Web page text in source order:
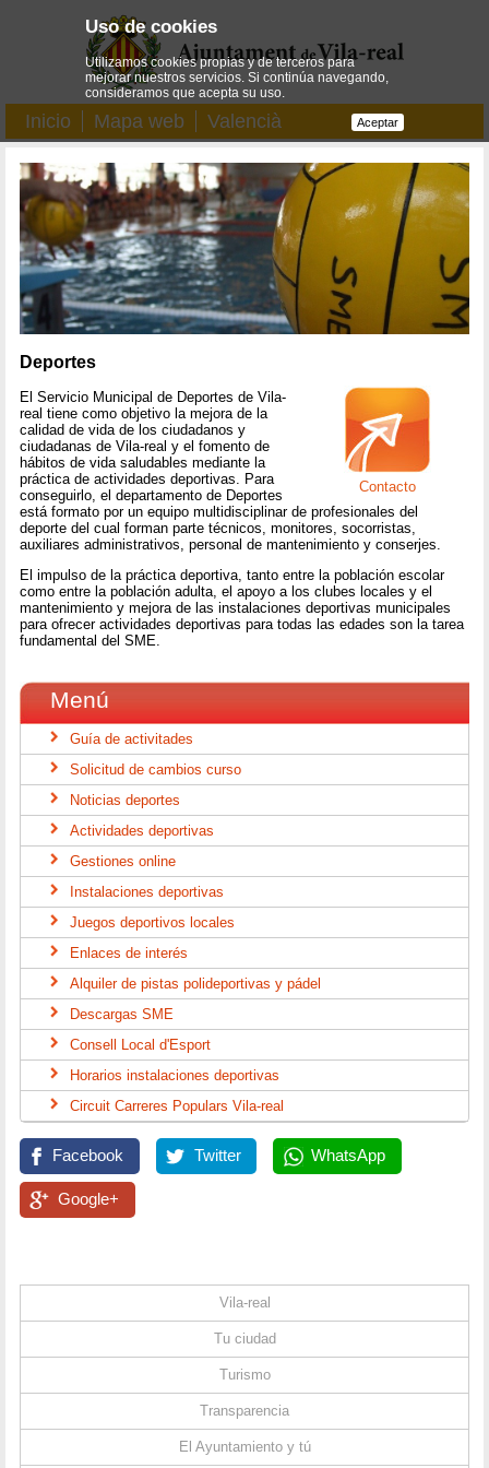
Inicio Mapa web Valencià
Contacto
Deportes
El Servicio Municipal de Deportes de Vila-
real tiene como objetivo la mejora de la
calidad de vida de los ciudadanos y
ciudadanas de Vila-real y el fomento de
hábitos de vida saludables mediante la
práctica de actividades deportivas. Para
conseguirlo, el departamento de Deportes
está formato por un equipo multidisciplinar de profesionales del
deporte del cual forman parte técnicos, monitores, socorristas,
auxiliares administrativos, personal de mantenimiento y conserjes.
El impulso de la práctica deportiva, tanto entre la población escolar
como entre la población adulta, el apoyo a los clubes locales y el
mantenimiento y mejora de las instalaciones deportivas municipales
para ofrecer actividades deportivas para todas las edades son la tarea
fundamental del SME.
Menú
Guía de activitades
Solicitud de cambios curso
Noticias deportes
Actividades deportivas
Gestiones online
Instalaciones deportivas
Juegos deportivos locales
Enlaces de interés
Alquiler de pistas polideportivas y pádel
Descargas SME
Consell Local d'Esport
Horarios instalaciones deportivas
Circuit Carreres Populars Vila-real
Facebook Twitter WhatsApp
Google+
Vila-real
Tu ciudad
Turismo
Transparencia
El Ayuntamiento y tú
Uso de cookies
Utilizamos cookies propias y de terceros para
mejorar nuestros servicios. Si continúa navegando,
consideramos que acepta su uso.
Aceptar